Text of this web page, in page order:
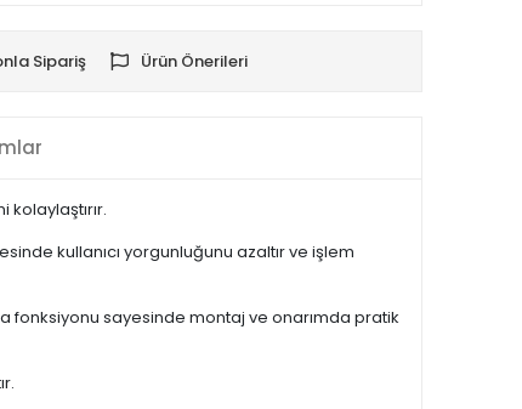
Sipariş Ürün Önerileri
kullanıcı yorgunluğunu azaltır ve işlem
sayesinde montaj ve onarımda pratik